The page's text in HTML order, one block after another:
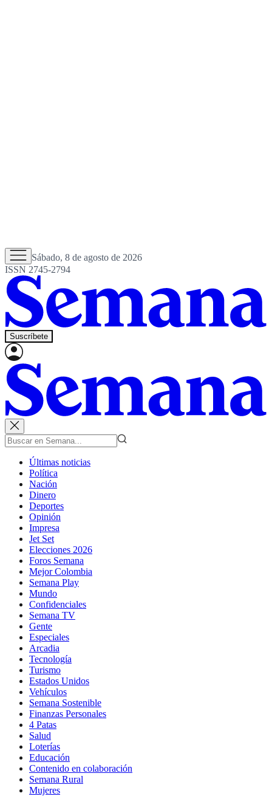
Sábado, 8 de agosto de 2026
ISSN 2745-2794
Suscríbete
Últimas noticias
Política
Nación
Dinero
Deportes
Opinión
Impresa
Jet Set
Elecciones 2026
Foros Semana
Mejor Colombia
Semana Play
Mundo
Confidenciales
Semana TV
Gente
Especiales
Arcadia
Tecnología
Turismo
Estados Unidos
Vehículos
Semana Sostenible
Finanzas Personales
4 Patas
Salud
Loterías
Educación
Contenido en colaboración
Semana Rural
Mujeres